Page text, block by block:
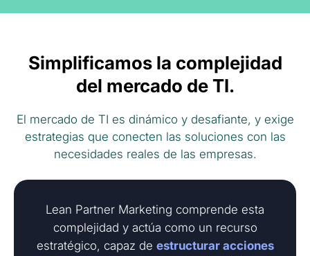
Simplificamos la complejidad
del mercado de TI.
El mercado de TI es dinámico y desafiante, y exige
estrategias que conecten las soluciones con las
necesidades reales de las empresas.
Lean Partner Marketing comprende esta
complejidad y actúa como un recurso
estratégico, capaz de estructurar acciones